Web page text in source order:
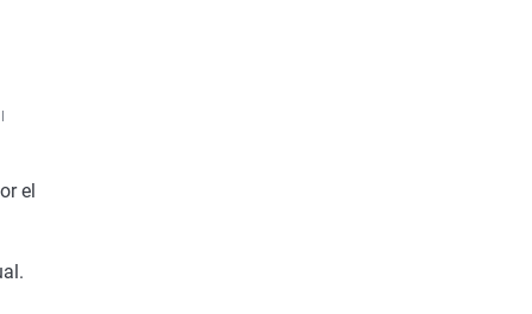
el